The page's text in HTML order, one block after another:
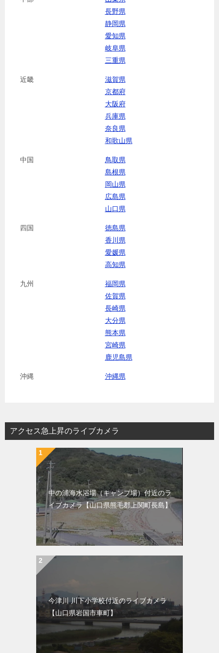
長野県
静岡県
愛知県
岐阜県
三重県
近畿
滋賀県
京都府
大阪府
兵庫県
奈良県
和歌山県
中国
鳥取県
島根県
岡山県
広島県
山口県
四国
徳島県
香川県
愛媛県
高知県
九州
福岡県
佐賀県
長崎県
大分県
熊本県
宮崎県
鹿児島県
沖縄 沖縄県
アクセス急上昇のライブカメラ
中の浦海水浴場（キャンプ場）付近のラ
イブカメラ【山口県熊毛郡上関町長島】
今津川 川下小学校付近のライブカメラ
【山口県岩国市車町】